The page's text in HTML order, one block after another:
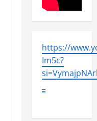
https://
Im5c?